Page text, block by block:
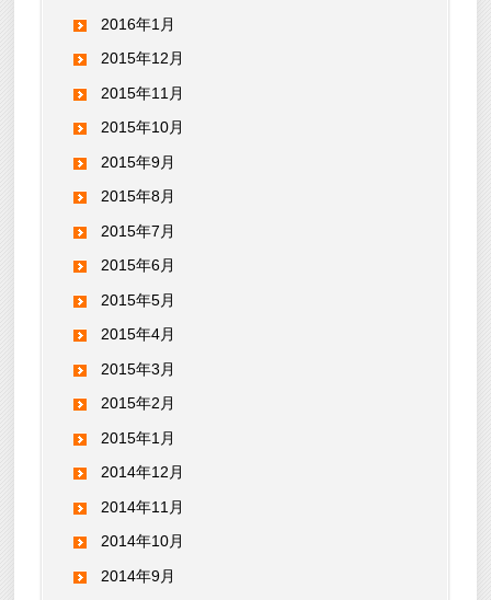
2016年1月
2015年12月
2015年11月
2015年10月
2015年9月
2015年8月
2015年7月
2015年6月
2015年5月
2015年4月
2015年3月
2015年2月
2015年1月
2014年12月
2014年11月
2014年10月
2014年9月